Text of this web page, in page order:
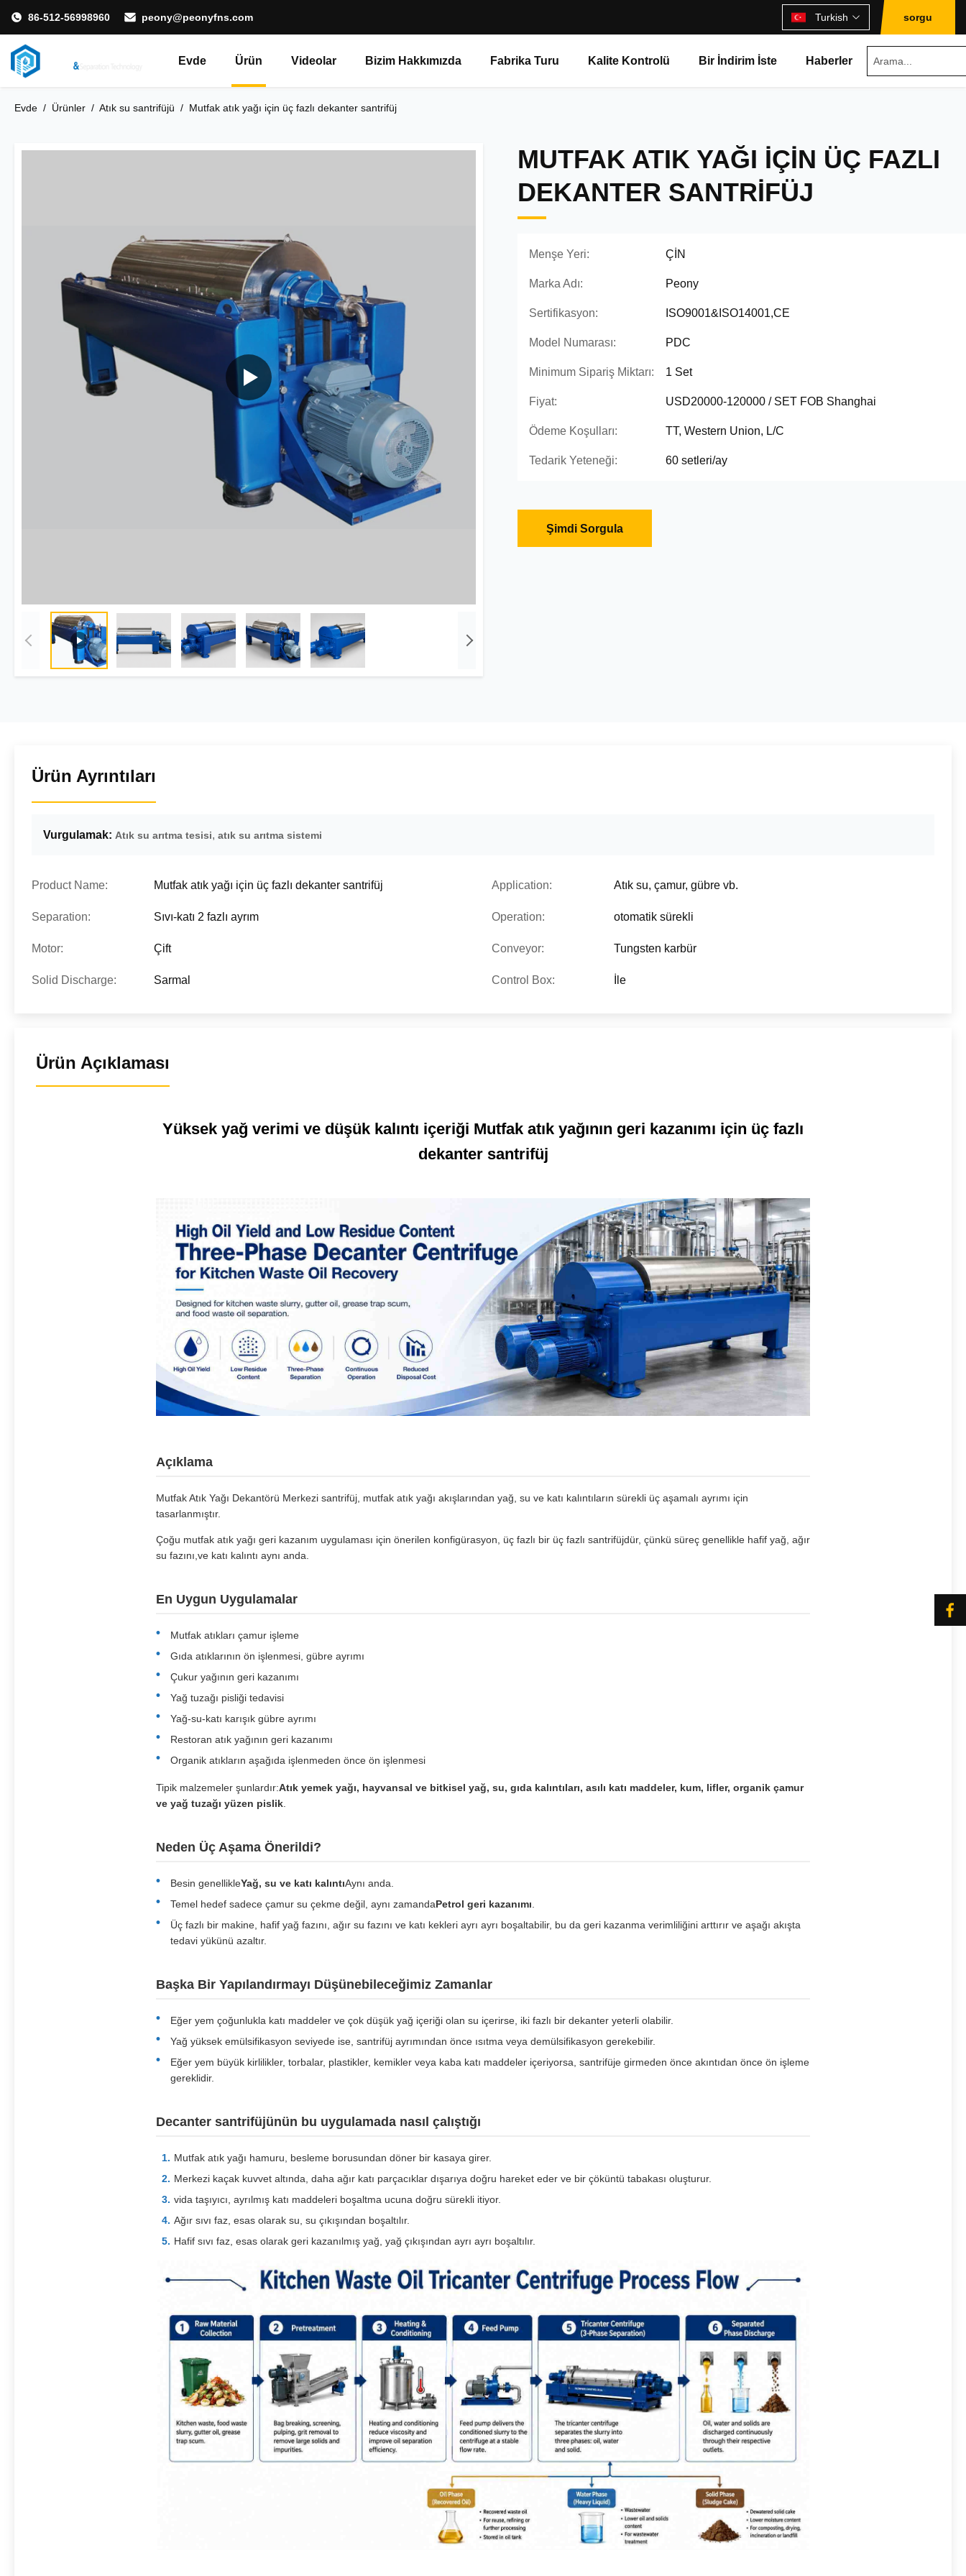
86-512-56998960 peony@peonyfns.com Turkish sorgu
Evde Ürün Videolar Bizim Hakkımızda Fabrika Turu Kalite Kontrolü Bir İndirim İste Haberler
Evde / Ürünler / Atık su santrifüjü / Mutfak atık yağı için üç fazlı dekanter santrifüj
MUTFAK ATIK YAĞI IÇIN ÜÇ FAZLI
DEKANTER SANTRIFÜJ
Menşe Yeri: ÇİN
Marka Adı: Peony
Sertifikasyon: ISO9001&ISO14001,CE
Model Numarası: PDC
Minimum Sipariş Miktarı: 1 Set
Fiyat: USD20000-120000 / SET FOB Shanghai
Ödeme Koşulları: TT, Western Union, L/C
Tedarik Yeteneği: 60 setleri/ay
Şimdi Sorgula
Ürün Ayrıntıları
Vurgulamak: Atık su arıtma tesisi, atık su arıtma sistemi
Product Name: Mutfak atık yağı için üç fazlı dekanter santrifüj Application: Atık su, çamur, gübre vb.
Separation: Sıvı-katı 2 fazlı ayrım Operation: otomatik sürekli
Motor: Çift Conveyor: Tungsten karbür
Solid Discharge: Sarmal Control Box: İle
Ürün Açıklaması
Yüksek yağ verimi ve düşük kalıntı içeriği Mutfak atık yağının geri kazanımı için üç fazlı
dekanter santrifüj
Açıklama
Mutfak Atık Yağı Dekantörü Merkezi santrifüj, mutfak atık yağı akışlarından yağ, su ve katı kalıntıların sürekli üç aşamalı ayrımı için
tasarlanmıştır.
Çoğu mutfak atık yağı geri kazanım uygulaması için önerilen konfigürasyon, üç fazlı bir üç fazlı santrifüjdür, çünkü süreç genellikle hafif yağ, ağır
su fazını,ve katı kalıntı aynı anda.
En Uygun Uygulamalar
Mutfak atıkları çamur işleme
Gıda atıklarının ön işlenmesi, gübre ayrımı
Çukur yağının geri kazanımı
Yağ tuzağı pisliği tedavisi
Yağ-su-katı karışık gübre ayrımı
Restoran atık yağının geri kazanımı
Organik atıkların aşağıda işlenmeden önce ön işlenmesi
Tipik malzemeler şunlardır:Atık yemek yağı, hayvansal ve bitkisel yağ, su, gıda kalıntıları, asılı katı maddeler, kum, lifler, organik çamur
ve yağ tuzağı yüzen pislik.
Neden Üç Aşama Önerildi?
Besin genellikleYağ, su ve katı kalıntıAynı anda.
Temel hedef sadece çamur su çekme değil, aynı zamandaPetrol geri kazanımı.
Üç fazlı bir makine, hafif yağ fazını, ağır su fazını ve katı kekleri ayrı ayrı boşaltabilir, bu da geri kazanma verimliliğini arttırır ve aşağı akışta
tedavi yükünü azaltır.
Başka Bir Yapılandırmayı Düşünebileceğimiz Zamanlar
Eğer yem çoğunlukla katı maddeler ve çok düşük yağ içeriği olan su içerirse, iki fazlı bir dekanter yeterli olabilir.
Yağ yüksek emülsifikasyon seviyede ise, santrifüj ayrımından önce ısıtma veya demülsifikasyon gerekebilir.
Eğer yem büyük kirlilikler, torbalar, plastikler, kemikler veya kaba katı maddeler içeriyorsa, santrifüje girmeden önce akıntıdan önce ön işleme
gereklidir.
Decanter santrifüjünün bu uygulamada nasıl çalıştığı
Mutfak atık yağı hamuru, besleme borusundan döner bir kasaya girer.
Merkezi kaçak kuvvet altında, daha ağır katı parçacıklar dışarıya doğru hareket eder ve bir çöküntü tabakası oluşturur.
vida taşıyıcı, ayrılmış katı maddeleri boşaltma ucuna doğru sürekli itiyor.
Ağır sıvı faz, esas olarak su, su çıkışından boşaltılır.
Hafif sıvı faz, esas olarak geri kazanılmış yağ, yağ çıkışından ayrı ayrı boşaltılır.